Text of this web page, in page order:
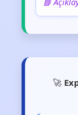
🚀